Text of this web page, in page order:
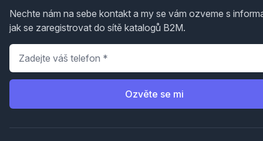
Nechte nám na sebe kontakt a my se vám ozveme s
jak se zaregistrovat do sítě katalogů B2M.
Telefon
Ozvěte se mi